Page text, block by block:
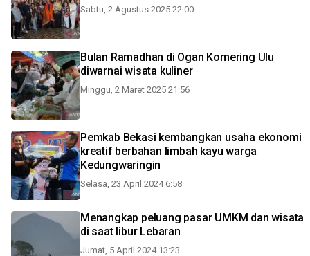
Sabtu, 2 Agustus 2025 22:00
Bulan Ramadhan di Ogan Komering Ulu
diwarnai wisata kuliner
Minggu, 2 Maret 2025 21:56
Pemkab Bekasi kembangkan usaha ekonomi
kreatif berbahan limbah kayu warga
Kedungwaringin
Selasa, 23 April 2024 6:58
Menangkap peluang pasar UMKM dan wisata
di saat libur Lebaran
Jumat, 5 April 2024 13:23